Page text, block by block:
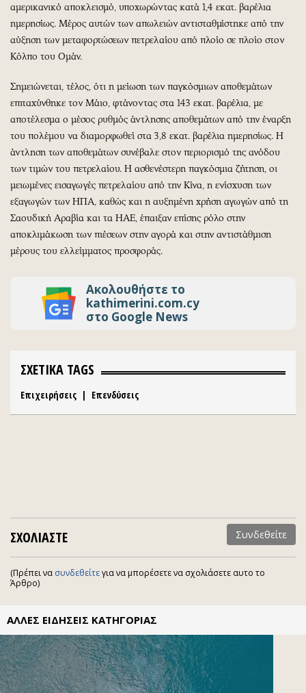
αμερικανικό αποκλεισμό, υποχωρώντας κατά 1,4 εκατ. βαρέλια
ημερησίως. Μέρος αυτών των απωλειών αντισταθμίστηκε από την
αύξηση των μεταφορτώσεων πετρελαίου από πλοίο σε πλοίο στον
Κόλπο του Ομάν.
Σημειώνεται, τέλος, ότι η μείωση των παγκόσμιων αποθεμάτων
επιταχύνθηκε τον Μάιο, φτάνοντας στα 143 εκατ. βαρέλια, με
αποτέλεσμα ο μέσος ρυθμός άντλησης αποθεμάτων από την έναρξη
του πολέμου να διαμορφωθεί στα 3,8 εκατ. βαρέλια ημερησίως. Η
άντληση των αποθεμάτων συνέβαλε στον περιορισμό της ανόδου
των τιμών του πετρελαίου. Η ασθενέστερη παγκόσμια ζήτηση, οι
μειωμένες εισαγωγές πετρελαίου από την Κίνα, η ενίσχυση των
εξαγωγών των ΗΠΑ, καθώς και η αυξημένη χρήση αγωγών από τη
Σαουδική Αραβία και τα ΗΑΕ, έπαιξαν επίσης ρόλο στην
αποκλιμάκωση των πιέσεων στην αγορά και στην αντιστάθμιση
μέρους του ελλείμματος προσφοράς.
Ακολουθήστε το
kathimerini.com.cy
στο Google News
ΣΧΕΤΙΚΑ TAGS
Επιχειρήσεις | Επενδύσεις
ΣΧΟΛΙΑΣΤΕ Συνδεθείτε
(Πρέπει να συνδεθείτεγια να μπορέσετε να σχολιάσετε αυτο το
Άρθρο)
ΑΛΛΕΣ ΕΙΔΗΣΕΙΣ ΚΑΤΗΓΟΡΙΑΣ